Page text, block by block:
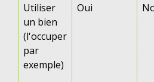
Utiliser
un bien
(l'occuper
par
exemple)
Oui